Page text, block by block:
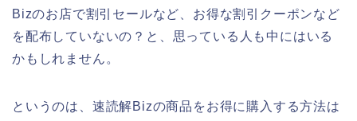
Bizのお店で割引セールなど、お得な割引クーポンなど
を配布していないの？と、思っている人も中にはいる
かもしれません。
というのは、速読解Bizの商品をお得に購入する方法は